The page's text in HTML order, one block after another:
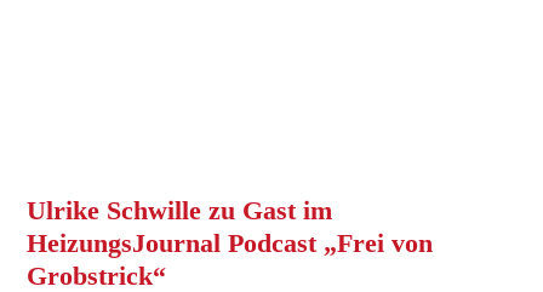
Ulrike Schwille zu Gast im
HeizungsJournal Podcast „Frei von
Grobstrick“